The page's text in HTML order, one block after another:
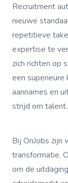
Recruitment
nieuwe
repetitieve
expertise te
zich richten op
een
aannames en
strijd om talent.
Bij OnJobs
transformatie.
om de